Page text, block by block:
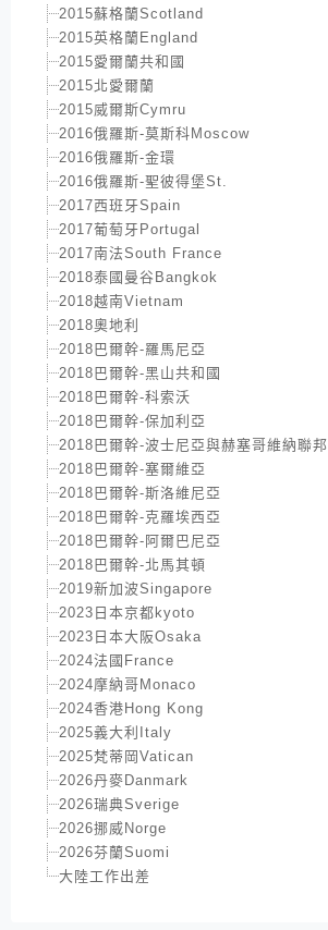
2015蘇格蘭Scotland
2015英格蘭England
2015愛爾蘭共和國
2015北愛爾蘭
2015威爾斯Cymru
2016俄羅斯-莫斯科Moscow
2016俄羅斯-金環
2016俄羅斯-聖彼得堡St.
2017西班牙Spain
2017葡萄牙Portugal
2017南法South France
2018泰國曼谷Bangkok
2018越南Vietnam
2018奧地利
2018巴爾幹-羅馬尼亞
2018巴爾幹-黑山共和國
2018巴爾幹-科索沃
2018巴爾幹-保加利亞
2018巴爾幹-波士尼亞與赫塞哥維納聯邦
2018巴爾幹-塞爾維亞
2018巴爾幹-斯洛維尼亞
2018巴爾幹-克羅埃西亞
2018巴爾幹-阿爾巴尼亞
2018巴爾幹-北馬其頓
2019新加波Singapore
2023日本京都kyoto
2023日本大阪Osaka
2024法國France
2024摩納哥Monaco
2024香港Hong Kong
2025義大利Italy
2025梵蒂岡Vatican
2026丹麥Danmark
2026瑞典Sverige
2026挪威Norge
2026芬蘭Suomi
大陸工作出差